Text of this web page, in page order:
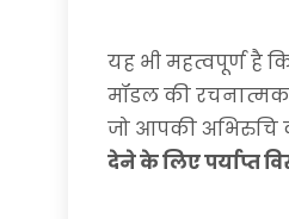
यह भी महत्वपूर्ण है
मॉडल की
जो आपकी अभिरुचि
देने के लिए पर्याप्त